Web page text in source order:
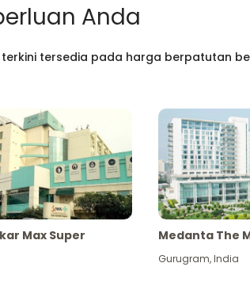
Anda
tersedia pada harga berpatutan
Max Super Medanta The
Gurugram,India